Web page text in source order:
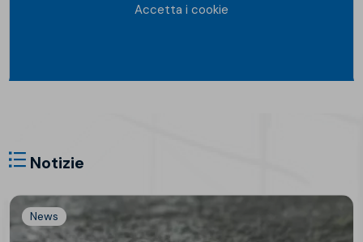
Accetta i cookie
Notizie
News